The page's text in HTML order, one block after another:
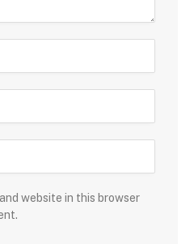
website in this browser